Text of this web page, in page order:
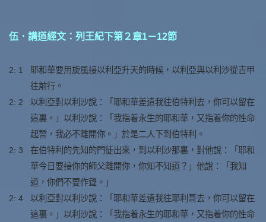
伍．講道經文：列王紀下第２章1－12節
2: 1
耶和華要用旋風接以利亞升天的時候，以利亞與以利沙從吉甲
往前行。
2: 2
以利亞對以利沙說：「耶和華差遣我往伯特利去，你可以留在
這裏。」以利沙說：「我指着永生的耶和華，又指着你的性命
起誓，我必不離開你。」於是二人下到伯特利。
2: 3
在伯特利的先知的門徒出來，到以利沙那裏，對他說：「耶和
華今日要接你的師父離開你，你知不知道？」他說：「我知
道，你們不要作聲。」
2: 4
以利亞對以利沙說：「耶和華差遣我往耶利哥去，你可以留在
這裏。」以利沙說：「我指着永生的耶和華，又指着你的性命